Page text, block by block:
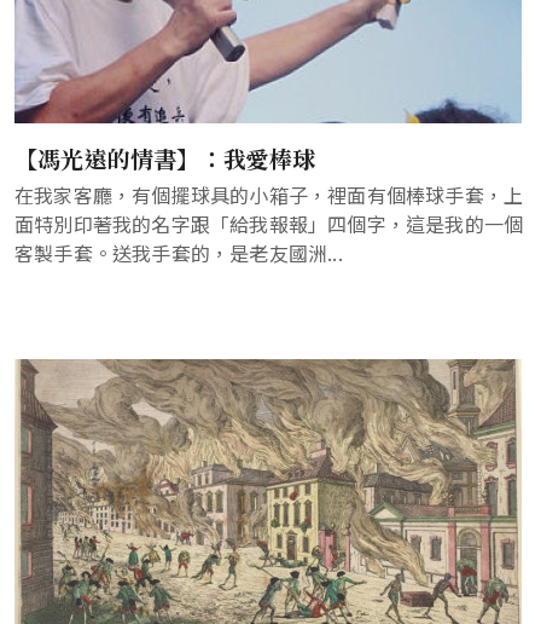
【馮光遠的情書】：我愛棒球
在我家客廳，有個擺球具的小箱子，裡面有個棒球手套，上
面特別印著我的名字跟「給我報報」四個字，這是我的一個
客製手套。送我手套的，是老友國洲...